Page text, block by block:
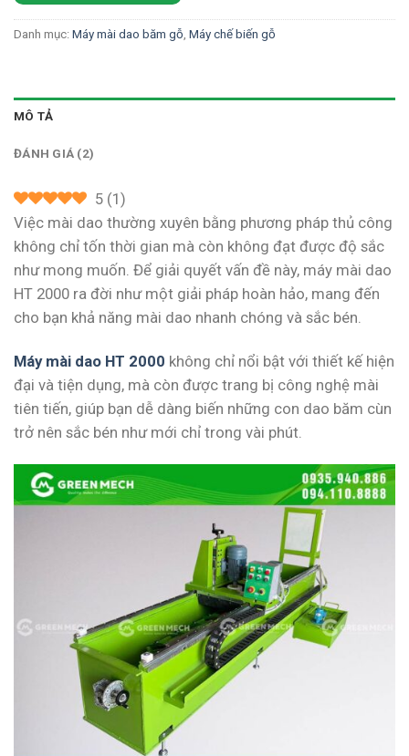
Danh mục: Máy mài dao băm gỗ, Máy chế biến gỗ
MÔ TẢ
ĐÁNH GIÁ (2)
5 (1)
Việc mài dao thường xuyên bằng phương pháp thủ công
không chỉ tốn thời gian mà còn không đạt được độ sắc
như mong muốn. Để giải quyết vấn đề này, máy mài dao
HT 2000 ra đời như một giải pháp hoàn hảo, mang đến
cho bạn khả năng mài dao nhanh chóng và sắc bén.
Máy mài dao HT 2000 không chỉ nổi bật với thiết kế hiện
đại và tiện dụng, mà còn được trang bị công nghệ mài
tiên tiến, giúp bạn dễ dàng biến những con dao băm cùn
trở nên sắc bén như mới chỉ trong vài phút.